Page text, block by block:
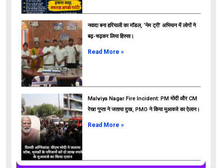
नवादा बना हरियाली का मॉडल, ‘नेम ट्री’ अभियान में लोगों ने
बढ़-चढ़कर लिया हिस्सा।
Read More »
Malviya Nagar Fire Incident: PM मोदी और CM
रेखा गुप्ता ने जताया दुख, PMO ने किया मुआवजे का ऐलान।
Read More »